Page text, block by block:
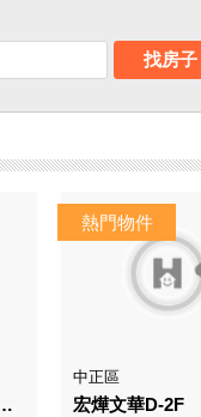
找房子
科技新貴美妝首購
中正區
宏燁文華D-2F